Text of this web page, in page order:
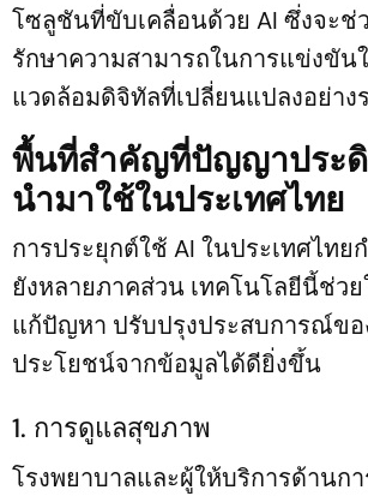
โซลูชันที่ขับเคลื่อนด้วย AI ซึ่งจะช่
รักษาความสามารถในการแข่งขัน
แวดล้อมดิจิทัลที่เปลี่ยนแปลงอย่าง
พื้นที่สำคัญที่ปัญญาประดิ
นำมาใช้ในประเทศไทย
การประยุกต์ใช้ AI ในประเทศไทย
ยังหลายภาคส่วน เทคโนโลยีนี้ช่วย
แก้ปัญหา ปรับปรุงประสบการณ์ขอ
ประโยชน์จากข้อมูลได้ดียิ่งขึ้น
1. การดูแลสุขภาพ
โรงพยาบาลและผู้ให้บริการด้านก